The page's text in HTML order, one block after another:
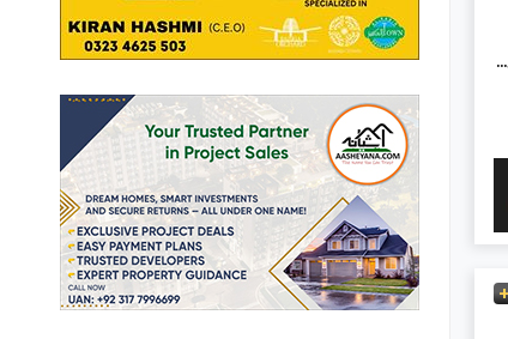
بحریہ ٹاؤن سیکٹر سی بحریہ ٹاؤن,لاہور میں 3 کمروں کا 5 مرلہ مکان 75.0 ہزار میں کرایہ پر دستیاب ہے۔